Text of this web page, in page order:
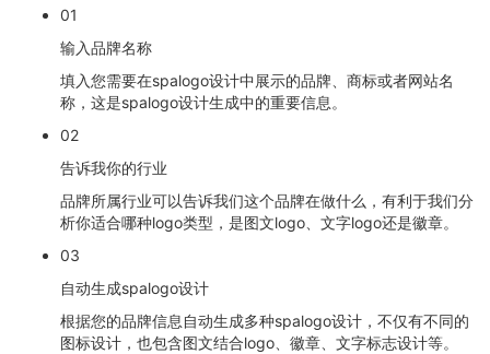
01
输入品牌名称
填入您需要在spalogo设计中展示的品牌、商标或者网站名
称，这是spalogo设计生成中的重要信息。
02
告诉我你的行业
品牌所属行业可以告诉我们这个品牌在做什么，有利于我们分
析你适合哪种logo类型，是图文logo、文字logo还是徽章。
03
自动生成spalogo设计
根据您的品牌信息自动生成多种spalogo设计，不仅有不同的
图标设计，也包含图文结合logo、徽章、文字标志设计等。